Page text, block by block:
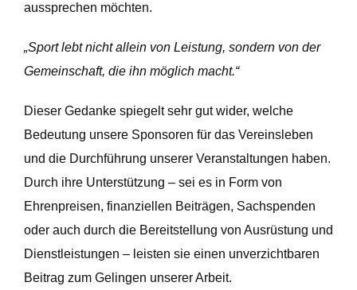
aussprechen möchten.
„Sport lebt nicht allein von Leistung, sondern von der
Gemeinschaft, die ihn möglich macht.“
Dieser Gedanke spiegelt sehr gut wider, welche
Bedeutung unsere Sponsoren für das Vereinsleben
und die Durchführung unserer Veranstaltungen haben.
Durch ihre Unterstützung – sei es in Form von
Ehrenpreisen, finanziellen Beiträgen, Sachspenden
oder auch durch die Bereitstellung von Ausrüstung und
Dienstleistungen – leisten sie einen unverzichtbaren
Beitrag zum Gelingen unserer Arbeit.